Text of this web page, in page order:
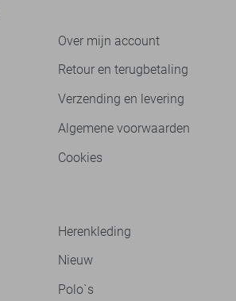
Over mijn account
Retour en terugbetaling
Verzending en levering
Algemene voorwaarden
Cookies
Herenkleding
Nieuw
Polo`s